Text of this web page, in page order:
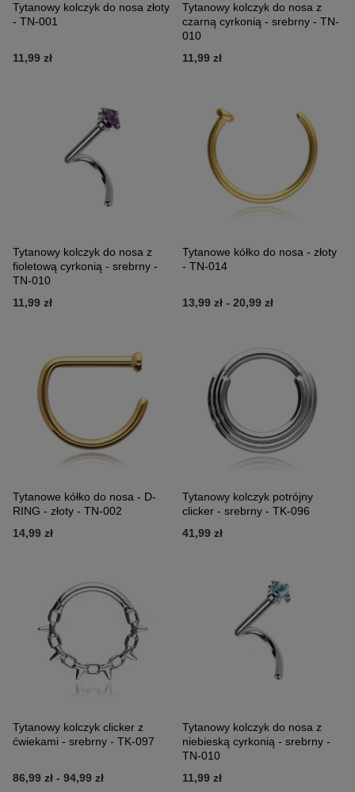
Tytanowy kolczyk do nosa złoty
- TN-001
11,99 zł
Tytanowy kolczyk do nosa z
czarną cyrkonią - srebrny - TN-
010
11,99 zł
Tytanowy kolczyk do nosa z
fioletową cyrkonią - srebrny -
TN-010
11,99 zł
Tytanowe kółko do nosa - złoty
- TN-014
13,99 zł - 20,99 zł
Tytanowe kółko do nosa - D-
RING - złoty - TN-002
14,99 zł
Tytanowy kolczyk potrójny
clicker - srebrny - TK-096
41,99 zł
Tytanowy kolczyk clicker z
ćwiekami - srebrny - TK-097
86,99 zł - 94,99 zł
Tytanowy kolczyk do nosa z
niebieską cyrkonią - srebrny -
TN-010
11,99 zł